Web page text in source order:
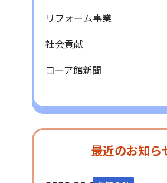
リフォーム事業
社会貢献
コーア館新聞
最近のお知ら